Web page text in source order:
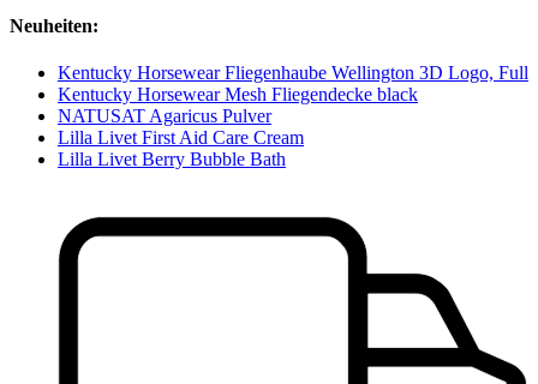
Neuheiten:
Kentucky Horsewear Fliegenhaube Wellington 3D Logo, Full
Kentucky Horsewear Mesh Fliegendecke black
NATUSAT Agaricus Pulver
Lilla Livet First Aid Care Cream
Lilla Livet Berry Bubble Bath